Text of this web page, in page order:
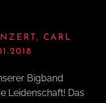
CARL
Bigband
Leidenschaft! Das